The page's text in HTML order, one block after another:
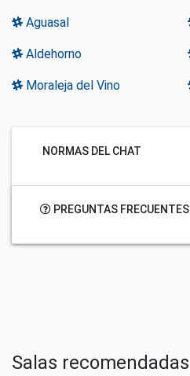
Aguasal
Aldehorno
Moraleja del Vino
NORMAS DEL CHAT
PREGUNTAS FRECUENTES
Salas recomendadas